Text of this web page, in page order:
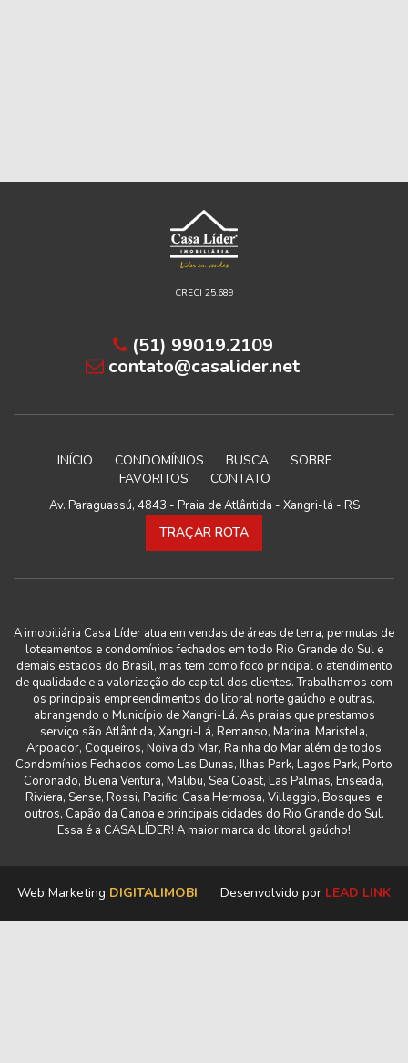
CRECI 25.689
(51) 99019.2109
contato@casalider.net
INÍCIO CONDOMÍNIOS BUSCA
SOBRE
FAVORITOS
CONTATO
Av. Paraguassú, 4843 - Praia de Atlântida - Xangri-lá - RS
TRAÇAR ROTA
A imobiliária Casa Líder atua em vendas de áreas de terra, permutas de
loteamentos e condomínios fechados em todo Rio Grande do Sul e
demais estados do Brasil, mas tem como foco principal o atendimento
de qualidade e a valorização do capital dos clientes. Trabalhamos com
os principais empreendimentos do litoral norte gaúcho e outras,
abrangendo o Município de Xangri-Lá. As praias que prestamos
serviço são Atlântida, Xangri-Lá, Remanso, Marina, Maristela,
Arpoador, Coqueiros, Noiva do Mar, Rainha do Mar além de todos
Condomínios Fechados como Las Dunas, Ilhas Park, Lagos Park, Porto
Coronado, Buena Ventura, Malibu, Sea Coast, Las Palmas, Enseada,
Riviera, Sense, Rossi, Pacific, Casa Hermosa, Villaggio, Bosques, e
outros, Capão da Canoa e principais cidades do Rio Grande do Sul.
Essa é a CASA LÍDER! A maior marca do litoral gaúcho!
Web Marketing DIGITALIMOBI Desenvolvido por LEAD LINK